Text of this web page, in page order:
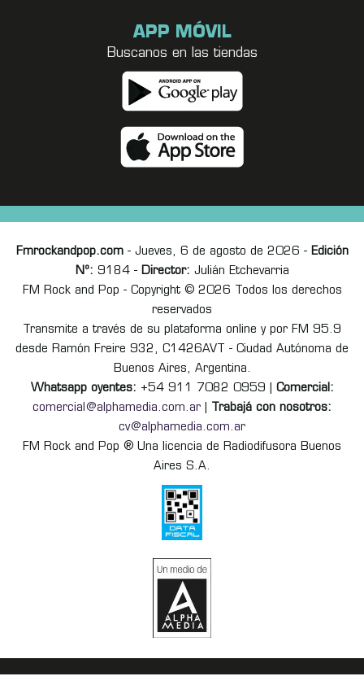
APP MÓVIL
Buscanos en las tiendas
Fmrockandpop.com- Jueves, 6 de agosto de 2026 - Edición
Nº: 9184 - Director: Julián Etchevarria
FM Rock and Pop - Copyright © 2026 Todos los derechos
reservados
Transmite a través de su plataforma online y por FM 95.9
desde Ramón Freire 932, C1426AVT - Ciudad Autónoma de
Buenos Aires, Argentina.
Whatsapp oyentes: +54 911 7082 0959 | Comercial:
comercial@alphamedia.com.ar
Trabajá con nosotros:
cv@alphamedia.com.ar
FM Rock and Pop ® Una licencia de Radiodifusora Buenos
Aires S.A.